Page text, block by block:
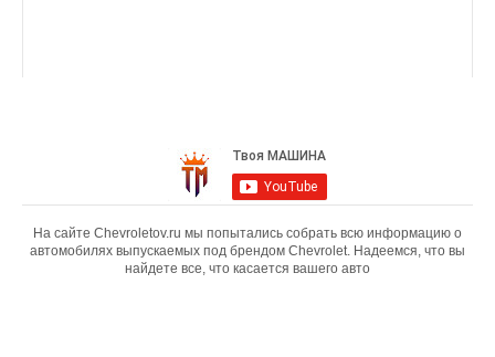
На сайте Chevroletov.ru мы попытались собрать всю информацию о
автомобилях выпускаемых под брендом Chevrolet. Надеемся, что вы
найдете все, что касается вашего авто